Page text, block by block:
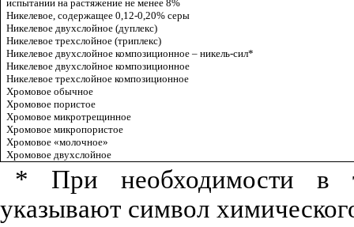
испытании на растяжение не менее 8%
Никелевое, содержащее 0,12-0,20% серы
Никелевое двухслойное (дуплекс)
Никелевое трехслойное (триплекс)
Никелевое двухслойное композиционное – никель-сил*
Никелевое двухслойное композиционное
Никелевое трехслойное композиционное
Хромовое обычное
Хромовое пористое
Хромовое микротрещинное
Хромовое микропористое
Хромовое «молочное»
Хромовое двухслойное
* При необходимости в
указывают символ